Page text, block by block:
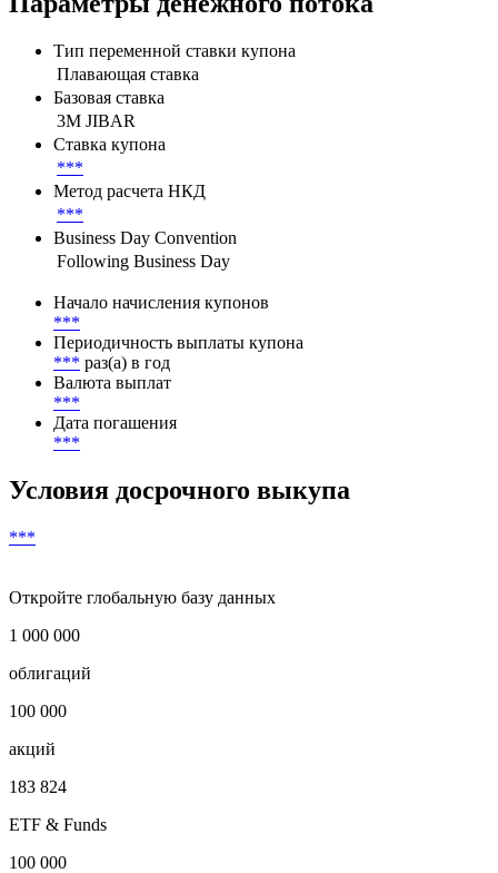
Листинг
Параметры денежного потока
Тип переменной ставки купона
Плавающая ставка
Базовая ставка
3M JIBAR
Ставка купона
***
Метод расчета НКД
Business Day Convention
Following Business Day
Начало начисления купонов
***
Периодичность выплаты купона
***
Дата погашения
Откройте глобальную базу данных
1 000 000
облигаций
100 000
акций
183 824